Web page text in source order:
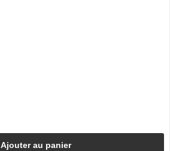
Ajouter au panier